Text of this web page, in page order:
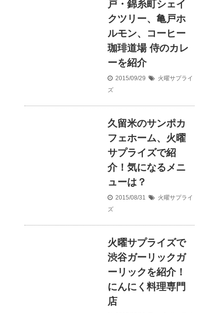
戸・錦糸町シェイ
クツリー、亀戸ホ
ルモン、コーヒー
珈琲道場 侍のカレ
ーを紹介
2015/09/29
火曜サプライ
ズ
久留米のサンポカ
フェホーム、火曜
サプライズで紹
介！気になるメニ
ューは？
2015/08/31
火曜サプライ
ズ
火曜サプライズで
渋谷ガーリックガ
ーリックを紹介！
にんにく料理専門
店